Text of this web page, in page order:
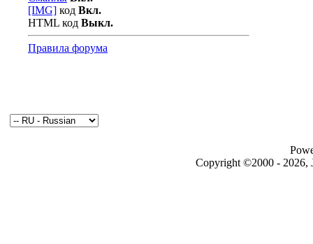
[IMG] код Вкл.
HTML код Выкл.
Правила форума
Copyright ©2000 - 2026,